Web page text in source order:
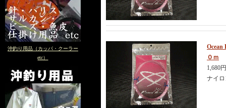
沖釣り用品（カッパ・クーラー
etc）
０ｍ
1,680
ナイ